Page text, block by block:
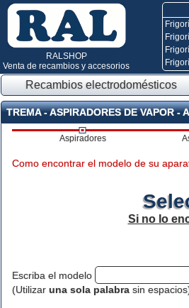
RALSHOP
Venta de recambios y accesorios
Recambios electrodomésticos
TREMA - ASPIRADORES DE VAPOR -
Aspiradores
Como encontrar el modelo de su
Si no lo
Escriba el modelo
(Utilizar una sola palabra sin